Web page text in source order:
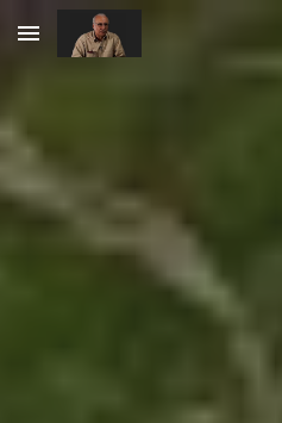
Skip to main content